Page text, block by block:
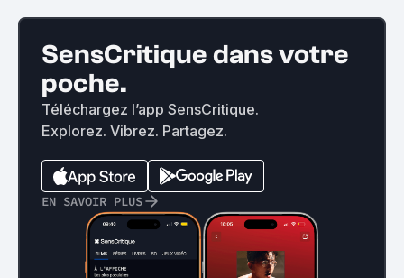
SensCritique dans votre
poche.
Téléchargez l’app SensCritique.
Explorez. Vibrez. Partagez.
EN SAVOIR PLUS